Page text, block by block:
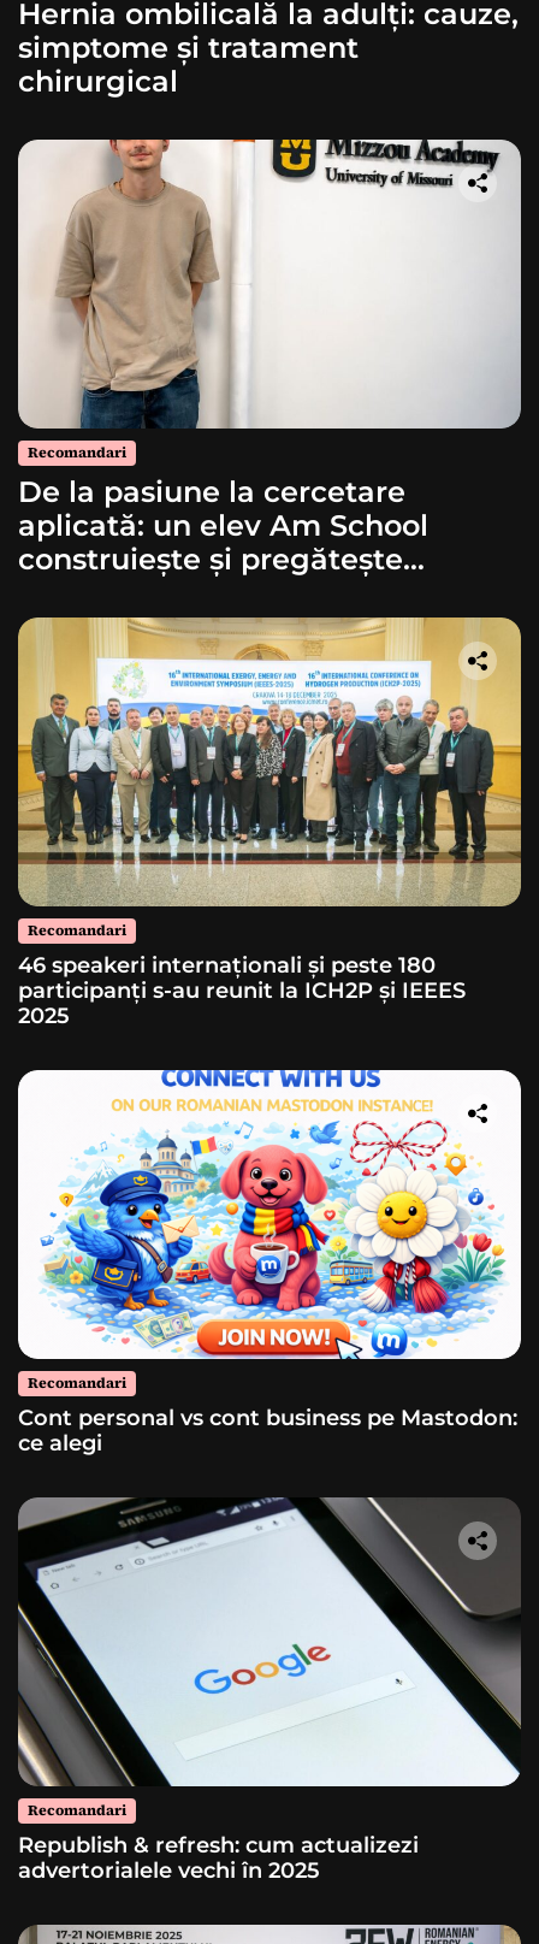
Hernia ombilicală la adulți: cauze,
simptome și tratament
chirurgical
Recomandari
De la pasiune la cercetare
aplicată: un elev Am School
construiește și pregătește
Recomandari
46 speakeri internaționali și peste 180
participanți s-au reunit la ICH2P și IEEES
2025
Recomandari
Cont personal vs cont business pe Mastodon:
ce alegi
Recomandari
Republish & refresh: cum actualizezi
advertorialele vechi în 2025